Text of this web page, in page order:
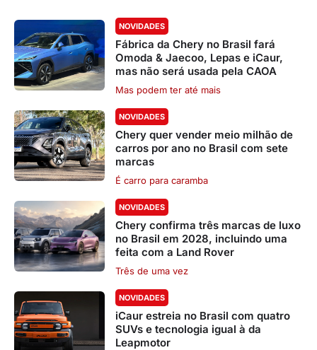
NOVIDADES
Fábrica da Chery no Brasil fará
Omoda & Jaecoo, Lepas e iCaur,
mas não será usada pela CAOA
Mas podem ter até mais
NOVIDADES
Chery quer vender meio milhão de
carros por ano no Brasil com sete
marcas
É carro para caramba
NOVIDADES
Chery confirma três marcas de luxo
no Brasil em 2028, incluindo uma
feita com a Land Rover
Três de uma vez
NOVIDADES
iCaur estreia no Brasil com quatro
SUVs e tecnologia igual à da
Leapmotor